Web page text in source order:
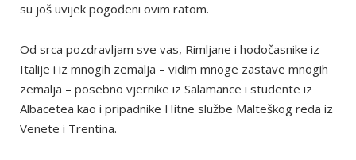
su još uvijek pogođeni ovim ratom.
Od srca pozdravljam sve vas, Rimljane i hodočasnike iz
Italije i iz mnogih zemalja – vidim mnoge zastave mnogih
zemalja – posebno vjernike iz Salamance i studente iz
Albacetea kao i pripadnike Hitne službe Malteškog reda iz
Venete i Trentina.